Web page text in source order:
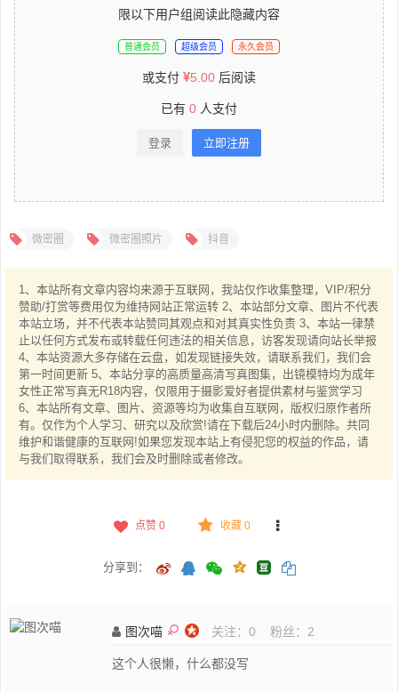
限以下用户组阅读此隐藏内容
普通会员 超级会员 永久会员
或支付 5.00 后阅读
已有 0 人支付
登录 立即注册
微密圈 微密圈照片 抖音
1、本站所有文章内容均来源于互联网，我站仅作收集整理，VIP/积分
赞助/打赏等费用仅为维持网站正常运转 2、本站部分文章、图片不代表
本站立场，并不代表本站赞同其观点和对其真实性负责 3、本站一律禁
止以任何方式发布或转载任何违法的相关信息，访客发现请向站长举报
4、本站资源大多存储在云盘，如发现链接失效，请联系我们，我们会
第一时间更新 5、本站分享的高质量高清写真图集，出镜模特均为成年
女性正常写真无R18内容，仅限用于摄影爱好者提供素材与鉴赏学习
6、本站所有文章、图片、资源等均为收集自互联网，版权归原作者所
有。仅作为个人学习、研究以及欣赏!请在下载后24小时内删除。共同
维护和谐健康的互联网!如果您发现本站上有侵犯您的权益的作品，请
与我们取得联系，我们会及时删除或者修改。
点赞 0 收藏 0
分享到：
图次喵 关注： 0 粉丝： 2
这个人很懒，什么都没写